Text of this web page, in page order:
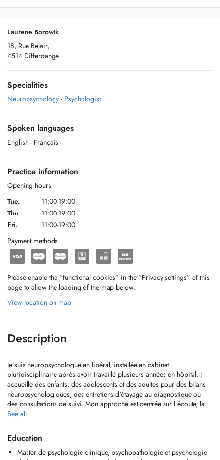
Laurene Borowik
18, Rue Belair,
4514 Differdange
Specialities
Neuropsychology - Psychologist
Spoken languages
English - Français
Practice information
Opening hours
Tue.
11:00-19:00
Thu.
11:00-19:00
Fri.
11:00-19:00
Payment methods
Please enable the “functional cookies” in the “Privacy settings” of this
page to allow the loading of the map below.
View location on map
Description
Je suis neuropsychologue en libéral, installée en cabinet
pluridisciplinaire après avoir travaillé plusieurs années en hôpital. J
accueille des enfants, des adolescents et des adultes pour des bilans
neuropsychologiques, des entretiens d'étayage au diagnostique ou
des consultations de suivi. Mon approche est centrée sur l écoute, la
rigueur scientifique et l adaptation à chaque personne, dans un cadre
bienveillant et confidentiel.
Prestations et tarifs
See all
Education
Master de psychologie clinique, psychopathologie et psychologie